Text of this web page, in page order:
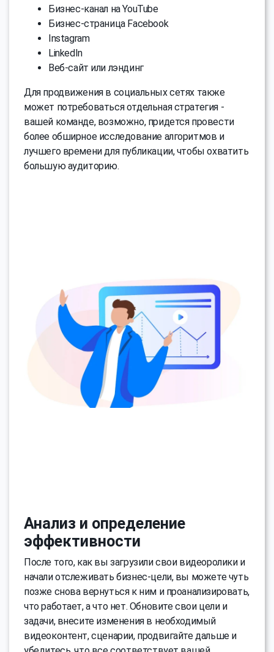
Бизнес-канал на YouTube
Бизнес-страница Facebook
Instagram
LinkedIn
Веб-сайт или лэндинг
Для продвижения в социальных сетях также
может потребоваться отдельная стратегия -
вашей команде, возможно, придется провести
более обширное исследование алгоритмов и
лучшего времени для публикации, чтобы охватить
большую аудиторию.
Анализ и определение
эффективности
После того, как вы загрузили свои видеоролики и
начали отслеживать бизнес-цели, вы можете чуть
позже снова вернуться к ним и проанализировать,
что работает, а что нет. Обновите свои цели и
задачи, внесите изменения в необходимый
видеоконтент, сценарии, продвигайте дальше и